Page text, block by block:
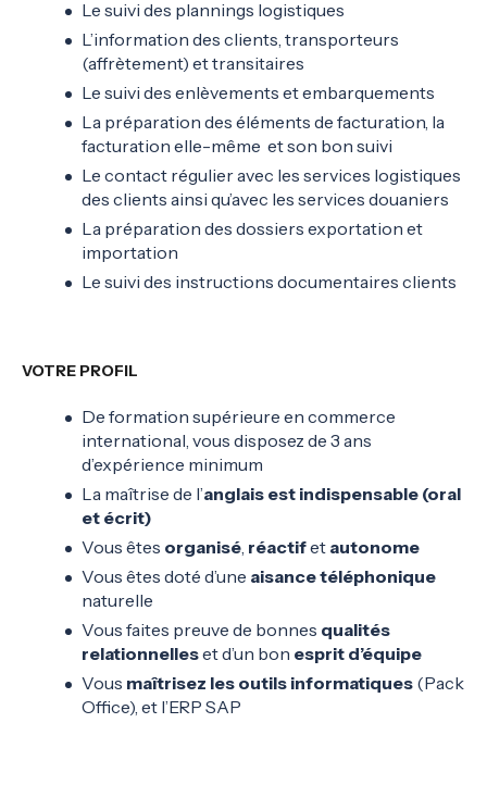
Le suivi des plannings logistiques
L’information des clients, transporteurs
(affrètement) et transitaires
Le suivi des enlèvements et embarquements
La préparation des éléments de facturation, la
facturation elle-même et son bon suivi
Le contact régulier avec les services logistiques
des clients ainsi qu’avec les services douaniers
La préparation des dossiers exportation et
importation
Le suivi des instructions documentaires clients
VOTRE PROFIL
De formation supérieure en commerce
international, vous disposez de 3 ans
d’expérience minimum
La maîtrise de l’anglais est indispensable (oral
et écrit)
Vous êtes organisé, réactifet autonome
Vous êtes doté d’une aisance téléphonique
naturelle
Vous faites preuve de bonnes qualités
relationnelleset d’un bon esprit d’équipe
Vous maîtrisez les outils informatiques (Pack
Office), et l’ERP SAP